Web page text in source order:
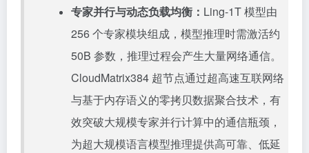
专家并行与动态负载均衡： Ling-1T 模型由
256 个专家模块组成，模型推理时需激活约
50B 参数，推理过程会产生大量网络通信。
CloudMatrix384 超节点通过超高速互联网络
与基于内存语义的零拷贝数据聚合技术，有
效突破大规模专家并行计算中的通信瓶颈，
为超大规模语言模型推理提供高可靠、低延